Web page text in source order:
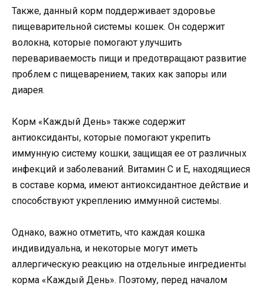
Также, данный корм поддерживает здоровье
пищеварительной системы кошек. Он содержит
волокна, которые помогают улучшить
перевариваемость пищи и предотвращают развитие
проблем с пищеварением, таких как запоры или
диарея.
Корм «Каждый День» также содержит
антиоксиданты, которые помогают укрепить
иммунную систему кошки, защищая ее от различных
инфекций и заболеваний. Витамин С и Е, находящиеся
в составе корма, имеют антиоксидантное действие и
способствуют укреплению иммунной системы.
Однако, важно отметить, что каждая кошка
индивидуальна, и некоторые могут иметь
аллергическую реакцию на отдельные ингредиенты
корма «Каждый День». Поэтому, перед началом